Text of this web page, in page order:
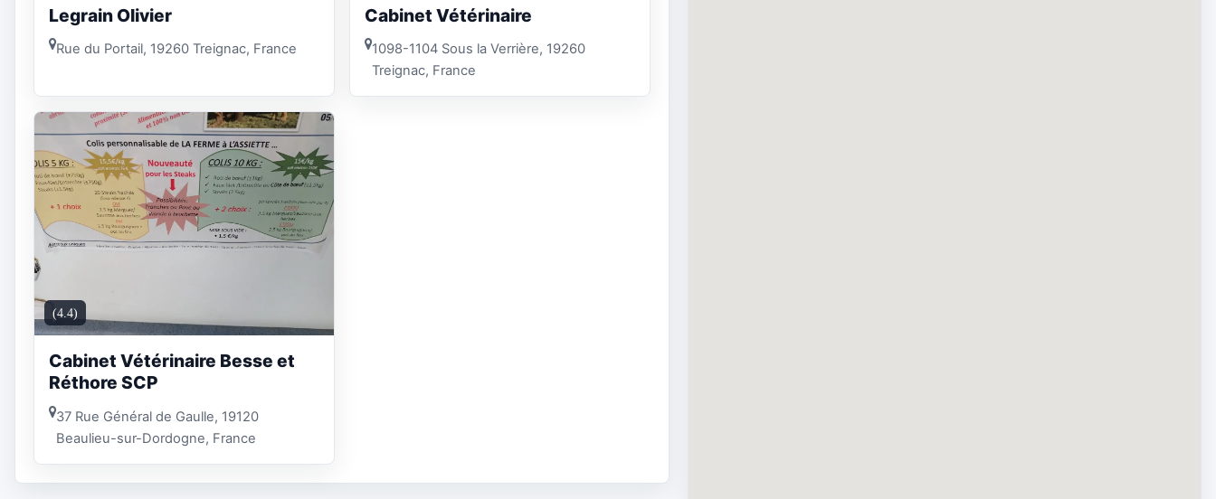
Legrain Olivier
Rue du Portail, 19260 Treignac, France
Cabinet Vétérinaire
1098-1104 Sous la Verrière, 19260
Treignac, France
(4.4)
Cabinet Vétérinaire Besse et
Réthore SCP
37 Rue Général de Gaulle, 19120
Beaulieu-sur-Dordogne, France